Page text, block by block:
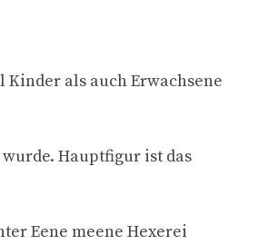
als auch Erwachsene
Hauptfigur ist das
Eene meene Hexerei